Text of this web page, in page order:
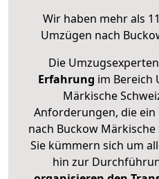
Wir haben mehr als
Umzügen nach
Die
Erfahrung im Bereich
Märkische
Anforderungen, die
nach Buckow
Sie kümmern sich um
hin zur